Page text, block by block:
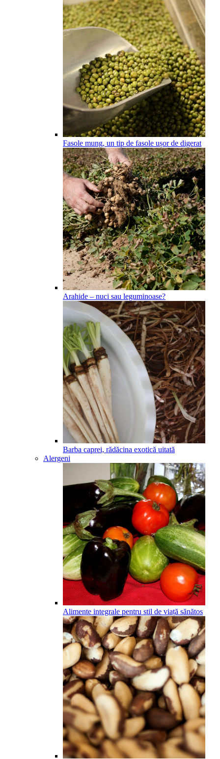
Fasole mung, un tip de fasole ușor de digerat
Arahide – nuci sau leguminoase?
Barba caprei, rădăcina exotică uitată
Alergeni
Alimente integrale pentru stil de viață sănătos